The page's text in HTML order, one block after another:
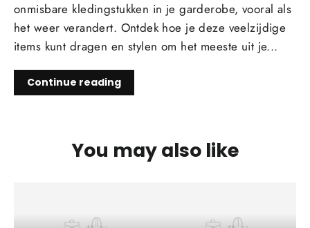
onmisbare kledingstukken in je garderobe, vooral als
het weer verandert. Ontdek hoe je deze veelzijdige
items kunt dragen en stylen om het meeste uit je...
Continue reading
You may also like